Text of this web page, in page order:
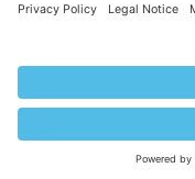
the Plesk logo are